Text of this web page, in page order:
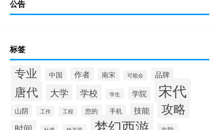
公告
标签
专业 中国 作者 南宋 可能会 品牌
唐代 大学 学校 学生 学院 宋代
山阴 工作 工程 您的 手机 技能 攻略